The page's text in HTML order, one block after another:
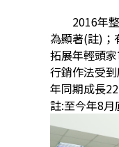
2016年整
為顯著(註)；
拓展年輕頭
行銷作法受
年同期成長
註:至今年8月